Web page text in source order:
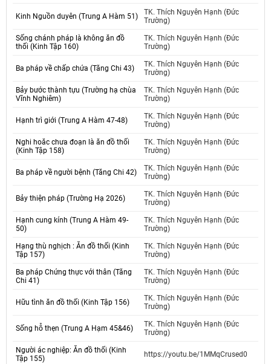
Kinh Nguồn duyên (Trung A Hàm 51)
TK. Thích Nguyên Hạnh (Đức
Trường)
Sống chánh pháp là không ăn đồ
thối (Kinh Tập 160)
TK. Thích Nguyên Hạnh (Đức
Trường)
Ba pháp về chấp chứa (Tăng Chi 43)
TK. Thích Nguyên Hạnh (Đức
Trường)
Bảy bước thành tựu (Trường hạ chùa
Vĩnh Nghiêm)
TK. Thích Nguyên Hạnh (Đức
Trường)
Hạnh trì giới (Trung A Hàm 47-48)
TK. Thích Nguyên Hạnh (Đức
Trường)
Nghi hoăc chưa đoạn là ăn đồ thối
(Kinh Tập 158)
TK. Thích Nguyên Hạnh (Đức
Trường)
Ba pháp về người bệnh (Tăng Chi 42)
TK. Thích Nguyên Hạnh (Đức
Trường)
Bảy thiện pháp (Trường Hạ 2026)
TK. Thích Nguyên Hạnh (Đức
Trường)
Hạnh cung kính (Trung A Hàm 49-
50)
TK. Thích Nguyên Hạnh (Đức
Trường)
Hạng thù nghịch : Ăn đồ thối (Kinh
Tập 157)
TK. Thích Nguyên Hạnh (Đức
Trường)
Ba pháp Chứng thực với thân (Tăng
Chi 41)
TK. Thích Nguyên Hạnh (Đức
Trường)
Hữu tình ăn đồ thối (Kinh Tập 156)
TK. Thích Nguyên Hạnh (Đức
Trường)
Sống hỗ thẹn (Trung A Hạm 45&46)
TK. Thích Nguyên Hạnh (Đức
Trường)
Người ác nghiệp: Ăn đồ thối (Kinh
Tập 155)
https://youtu.be/1MMqCrused0